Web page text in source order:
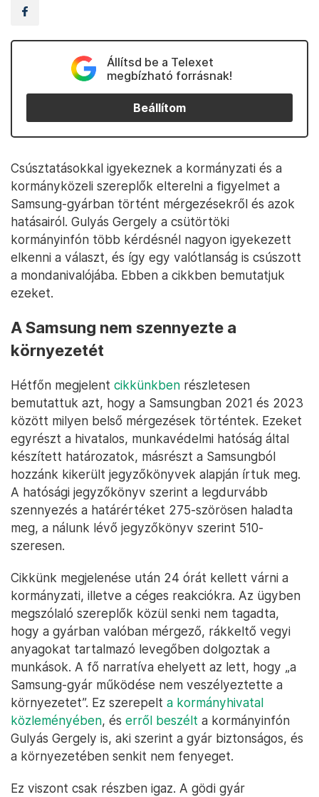
Állítsd be a Telexet
megbízható forrásnak!
Beállítom
Csúsztatásokkal igyekeznek a kormányzati és a
kormányközeli szereplők elterelni a figyelmet a
Samsung-gyárban történt mérgezésekről és azok
hatásairól. Gulyás Gergely a csütörtöki
kormányinfón több kérdésnél nagyon igyekezett
elkenni a választ, és így egy valótlanság is csúszott
a mondanivalójába. Ebben a cikkben bemutatjuk
ezeket.
A Samsung nem szennyezte a
környezetét
Hétfőn megjelent cikkünkben részletesen
bemutattuk azt, hogy a Samsungban 2021 és 2023
között milyen belső mérgezések történtek. Ezeket
egyrészt a hivatalos, munkavédelmi hatóság által
készített határozatok, másrészt a Samsungból
hozzánk kikerült jegyzőkönyvek alapján írtuk meg.
A hatósági jegyzőkönyv szerint a legdurvább
szennyezés a határértéket 275-szörösen haladta
meg, a nálunk lévő jegyzőkönyv szerint 510-
szeresen.
Cikkünk megjelenése után 24 órát kellett várni a
kormányzati, illetve a céges reakciókra. Az ügyben
megszólaló szereplők közül senki nem tagadta,
hogy a gyárban valóban mérgező, rákkeltő vegyi
anyagokat tartalmazó levegőben dolgoztak a
munkások. A fő narratíva ehelyett az lett, hogy „a
Samsung-gyár működése nem veszélyeztette a
környezetet”. Ez szerepelt a kormányhivatal
közleményében, és erről beszélt a kormányinfón
Gulyás Gergely is, aki szerint a gyár biztonságos, és
a környezetében senkit nem fenyeget.
Ez viszont csak részben igaz. A gödi gyár